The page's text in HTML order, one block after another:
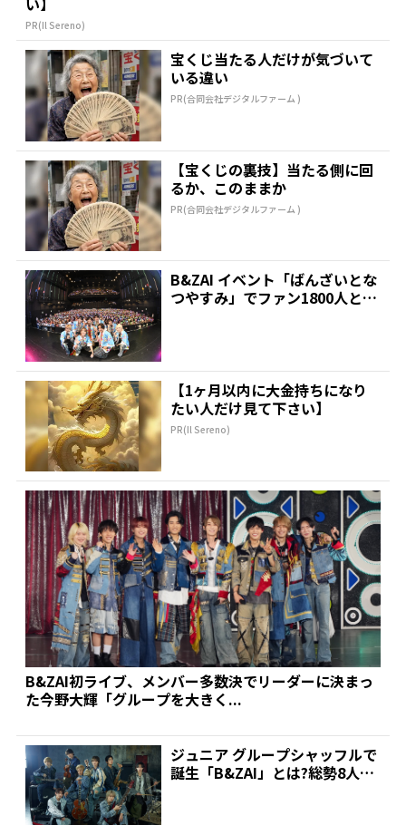
PR(Il Sereno)
宝くじ当たる人だけが気づいて
いる違い
PR(合同会社デジタルファーム )
【宝くじの裏技】当たる側に回
るか、このままか
PR(合同会社デジタルファーム )
B&ZAI イベント「ばんざいとな
つやすみ」でファン1800人と一
【1ヶ月以内に大金持ちになり
たい人だけ見て下さい】
PR(Il Sereno)
B&ZAI初ライブ、メンバー多数決でリーダーに決まっ
た今野大輝「グループを大きく...
ジュニア グループシャッフルで
誕生「B&ZAI」とは?総勢8人、